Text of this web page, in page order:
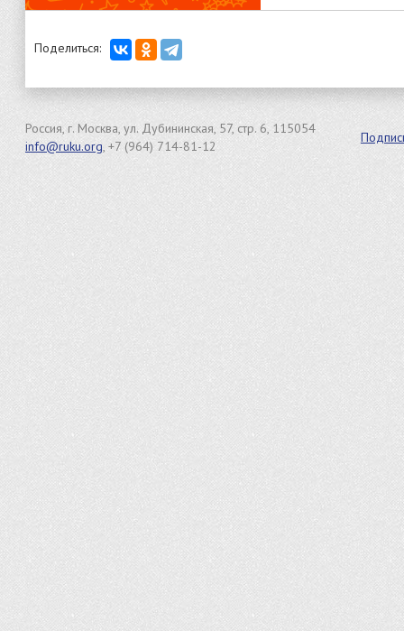
Поделиться:
Россия, г. Москва, ул. Дубининская, 57, стр. 6, 115054
info@ruku.org, +7 (964) 714-81-12